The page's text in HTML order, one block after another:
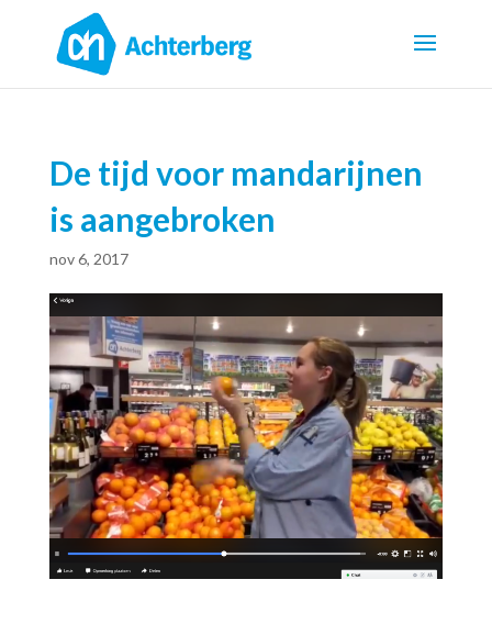
De tijd voor mandarijnen
is aangebroken
nov 6, 2017